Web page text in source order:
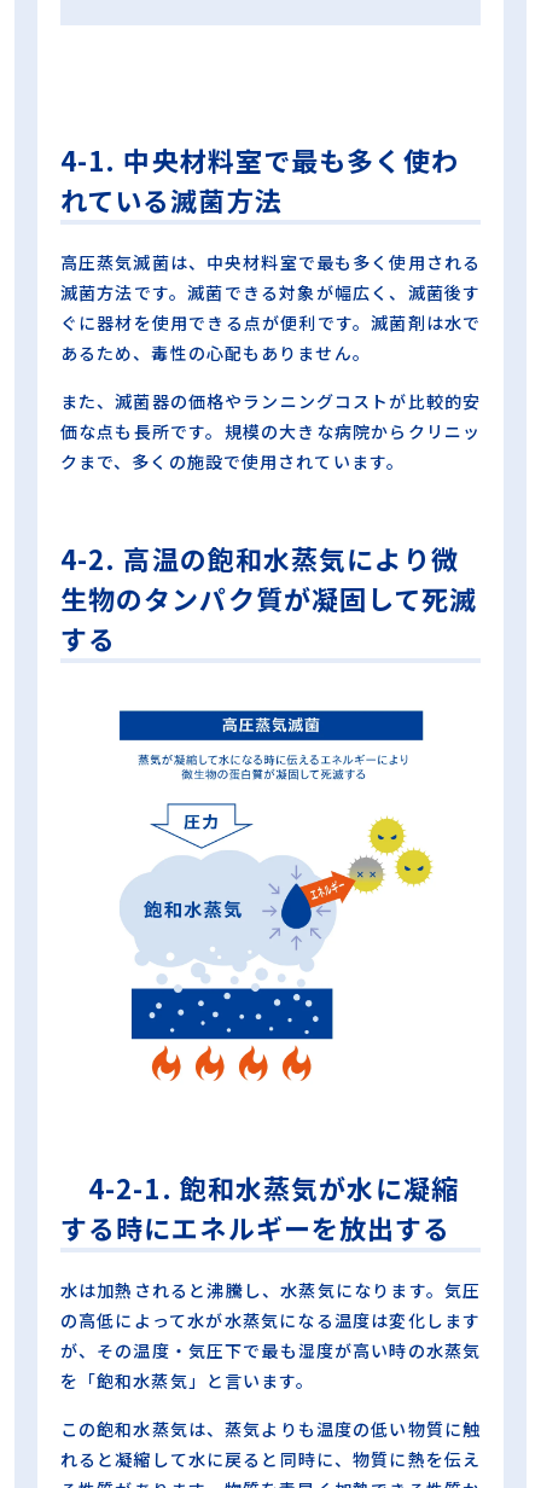
4-1. 中央材料室で最も多く使わ
れている滅菌方法
高圧蒸気滅菌は、中央材料室で最も多く使用される
滅菌方法です。滅菌できる対象が幅広く、滅菌後す
ぐに器材を使用できる点が便利です。滅菌剤は水で
あるため、毒性の心配もありません。
また、滅菌器の価格やランニングコストが比較的安
価な点も長所です。規模の大きな病院からクリニッ
クまで、多くの施設で使用されています。
4-2. 高温の飽和水蒸気により微
生物のタンパク質が凝固して死滅
する
4-2-1. 飽和水蒸気が水に凝縮
する時にエネルギーを放出する
水は加熱されると沸騰し、水蒸気になります。気圧
の高低によって水が水蒸気になる温度は変化します
が、その温度・気圧下で最も湿度が高い時の水蒸気
を「飽和水蒸気」と言います。
この飽和水蒸気は、蒸気よりも温度の低い物質に触
れると凝縮して水に戻ると同時に、物質に熱を伝え